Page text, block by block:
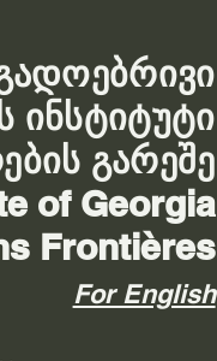
ინსტიტუტი
გარეშე
of Georgia
Frontières
For English